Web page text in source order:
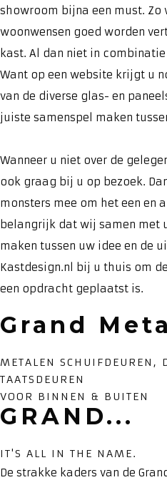
showroom bijna een must. Zo
woonwensen goed worden
kast. Al dan niet in
Want op een website krijgt u
van de diverse glas- en
juiste samenspel maken
Wanneer u niet over de
ook graag bij u op bezoek.
monsters mee om het een en
belangrijk dat wij samen met
maken tussen uw idee en de
Kastdesign.nl bij u thuis om
een opdracht geplaatst is.
Grand
METALEN SCHUIFDEUREN,
TAATSDEUREN
VOOR BINNEN & BUITEN
GRAND...
IT'S ALL IN THE NAME.
De strakke kaders van de